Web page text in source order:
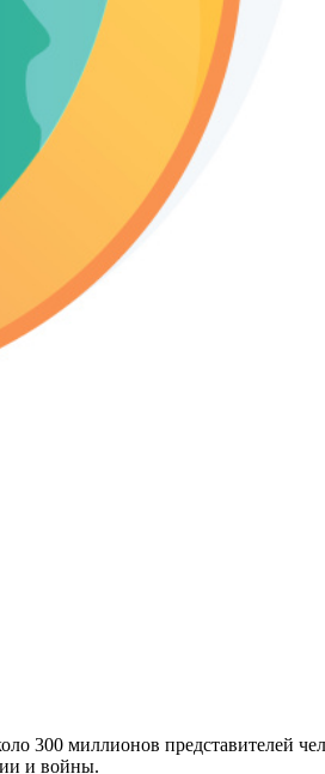
300 миллионов представителей
и войны.